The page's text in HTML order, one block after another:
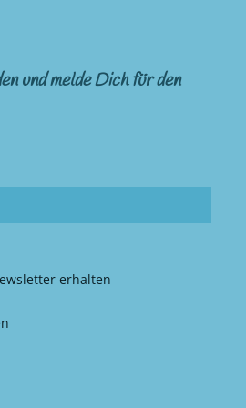
und melde Dich für den
erhalten